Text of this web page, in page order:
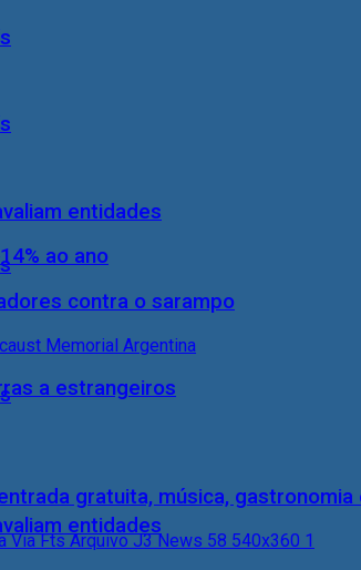
entidades
entidades
ao ano
contra o sarampo
a estrangeiros
gratuita, música,